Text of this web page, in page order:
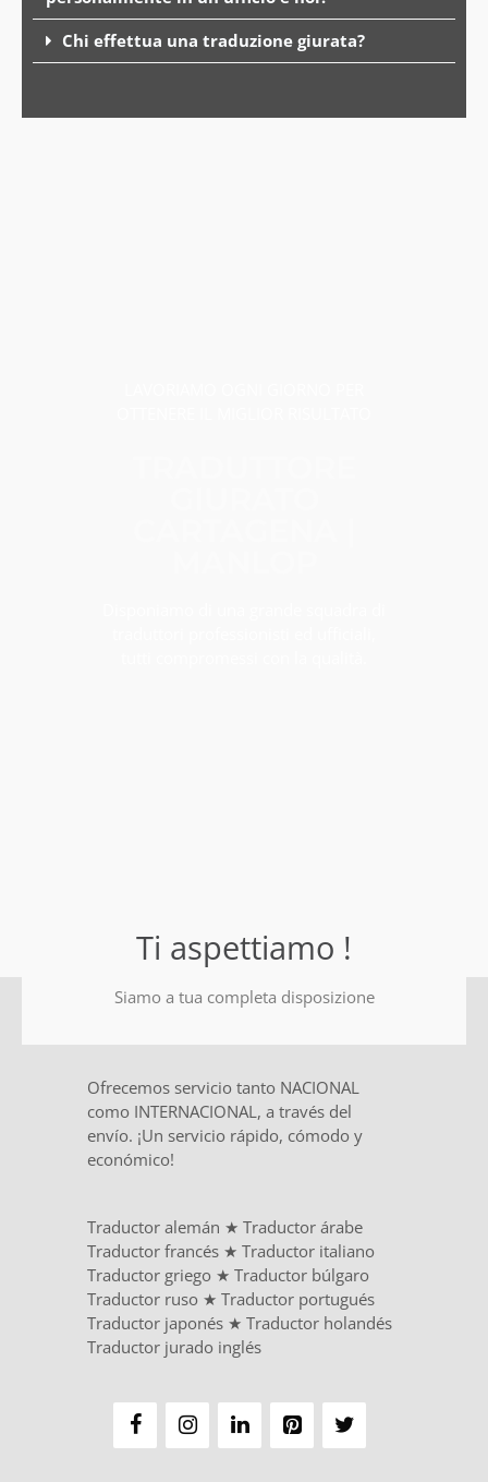
Chi effettua una traduzione giurata?
Ti aspettiamo !
Siamo a tua completa disposizione
Ofrecemos servicio tanto NACIONAL
como INTERNACIONAL, a través del
envío. ¡Un servicio rápido, cómodo y
económico!
Traductor alemán ★ Traductor árabe
Traductor francés ★ Traductor italiano
Traductor griego ★ Traductor búlgaro
Traductor ruso ★ Traductor portugués
Traductor japonés ★ Traductor holandés
Traductor jurado inglés